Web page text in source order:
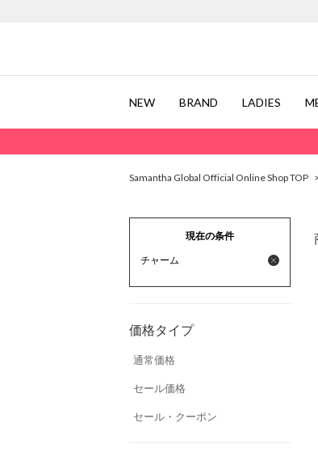
NEW BRAND LADIES
Samantha Global Official Online Shop TOP >
現在の条件
チャーム
価格タイプ
通常価格
セール価格
セール・クーポン